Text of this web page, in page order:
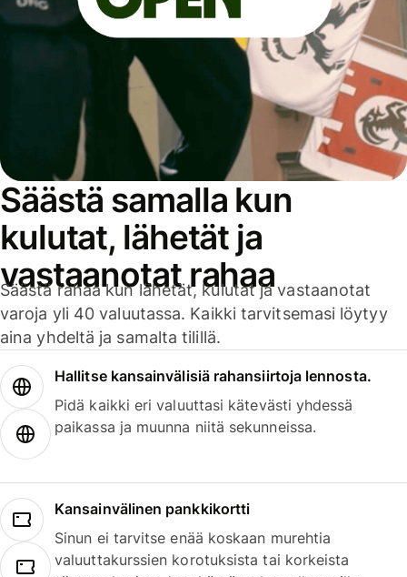
Säästä samalla kun
kulutat, lähetät ja
vastaanotat rahaa
Säästä rahaa kun lähetät, kulutat ja vastaanotat
varoja yli 40 valuutassa. Kaikki tarvitsemasi löytyy
aina yhdeltä ja samalta tilillä.
Hallitse kansainvälisiä rahansiirtoja lennosta.
Pidä kaikki eri valuuttasi kätevästi yhdessä
paikassa ja muunna niitä sekunneissa.
Kansainvälinen pankkikortti
Sinun ei tarvitse enää koskaan murehtia
valuuttakurssien korotuksista tai korkeista